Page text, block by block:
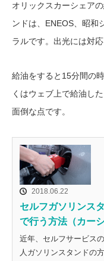
オリックスカーシェア
ンドは、ENEOS、昭和
ラルです。出光には対応
給油をすると15分間の
くはウェブ上で給油し
面倒な点です。
2018.06.22
セルフガソリンス
で行う方法（カー
近年、セルフサービス
人ガソリンスタンドの